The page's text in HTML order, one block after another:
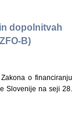
dopolnitvah
B)
o financiranju
Slovenije na seji 28.